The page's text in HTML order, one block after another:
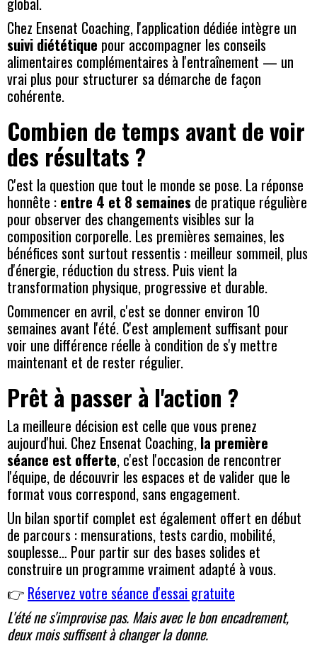
Chez Ensenat Coaching, l'application dédiée intègre un
suivi diététique pour accompagner les conseils
alimentaires complémentaires à l'entraînement — un
vrai plus pour structurer sa démarche de façon
cohérente.
Combien de temps avant de voir
des résultats ?
C'est la question que tout le monde se pose. La réponse
honnête : entre 4 et 8 semaines de pratique régulière
pour observer des changements visibles sur la
composition corporelle. Les premières semaines, les
bénéfices sont surtout ressentis : meilleur sommeil, plus
d'énergie, réduction du stress. Puis vient la
transformation physique, progressive et durable.
Commencer en avril, c'est se donner environ 10
semaines avant l'été. C'est amplement suffisant pour
voir une différence réelle à condition de s'y mettre
maintenant et de rester régulier.
Prêt à passer à l'action ?
La meilleure décision est celle que vous prenez
aujourd'hui. Chez Ensenat Coaching, la première
séance est offerte, c'est l'occasion de rencontrer
l'équipe, de découvrir les espaces et de valider que le
format vous correspond, sans engagement.
Un bilan sportif complet est également offert en début
de parcours : mensurations, tests cardio, mobilité,
souplesse… Pour partir sur des bases solides et
construire un programme vraiment adapté à vous.
👉 Réservez votre séance d'essai gratuite
L'été ne s'improvise pas. Mais avec le bon encadrement,
deux mois suffisent à changer la donne.